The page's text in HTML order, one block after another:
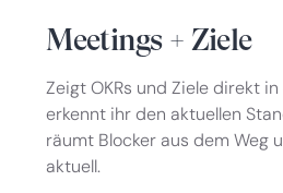
Meetings + Ziele
Zeigt OKRs und Ziele direkt
erkennt ihr den aktuellen
räumt Blocker aus dem Weg
aktuell.